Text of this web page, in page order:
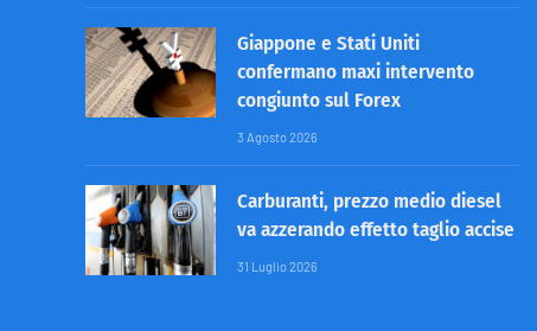
Giappone e Stati Uniti
confermano maxi intervento
congiunto sul Forex
3 Agosto 2026
Carburanti, prezzo medio diesel
va azzerando effetto taglio accise
31 Luglio 2026